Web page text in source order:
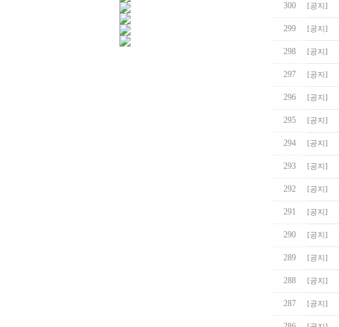
300 [공지]
299 [공지]
298 [공지]
297 [공지]
296 [공지]
295 [공지]
294 [공지]
293 [공지]
292 [공지]
291 [공지]
290 [공지]
289 [공지]
288 [공지]
287 [공지]